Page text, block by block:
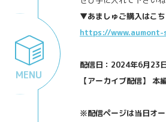
MENU
▼あましゅご購入はこち
https://
配信日：2024年6月23
【アーカイブ配信】
※配信ページは当日オ